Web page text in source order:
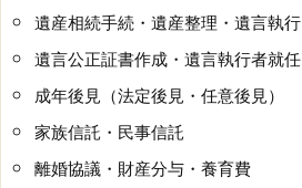
遺産相続手続・遺産整理・遺言執行
遺言公正証書作成・遺言執行者就任
成年後見（法定後見・任意後見）
家族信託・民事信託
離婚協議・財産分与・養育費